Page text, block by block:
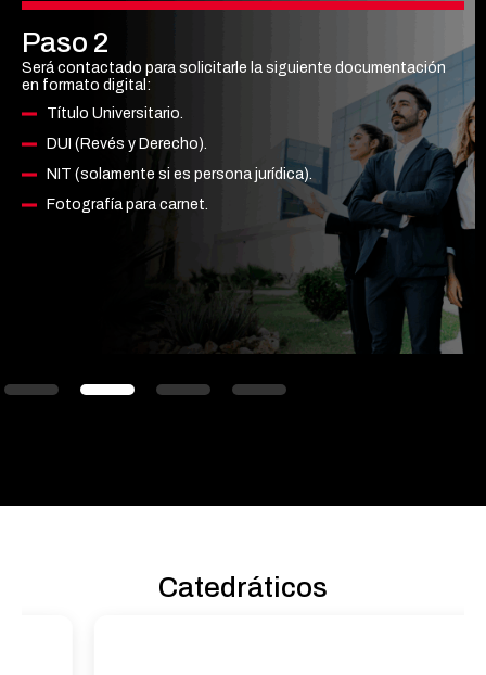
Paso 2
Será contactado para solicitarle la siguiente documentación
en formato digital:
Título Universitario.
DUI (Revés y Derecho).
NIT (solamente si es persona jurídica).
Fotografía para carnet.
Catedráticos